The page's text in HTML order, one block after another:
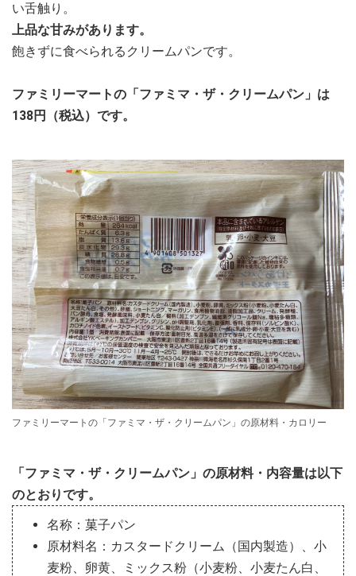
い舌触り。
上品な甘みがあります。
飽きずに食べられるクリームパンです。
ファミリーマートの「ファミマ・ザ・クリームパン」は
138円（税込）です。
ファミリーマートの「ファミマ・ザ・クリームパン」の原材料・カロリー
「ファミマ・ザ・クリームパン」の原材料・内容量は以下
のとおりです。
名称：菓子パン
原材料名：カスタードクリーム（国内製造）、小
麦粉、卵黄、ミックス粉（小麦粉、小麦たん白、